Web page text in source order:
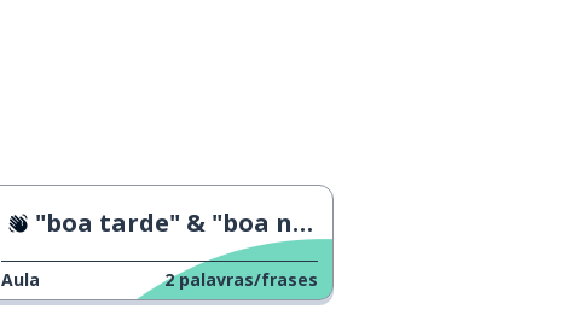
"boa tarde" & "boa noite"
Aula 2 palavras/frases